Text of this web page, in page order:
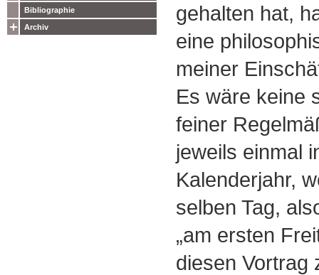
Bibliographie
Archiv
gehalten hat,
eine
meiner
Es wäre keine
feiner
jeweils einmal
Kalenderjahr,
selben Tag,
„am ersten
diesen Vortrag